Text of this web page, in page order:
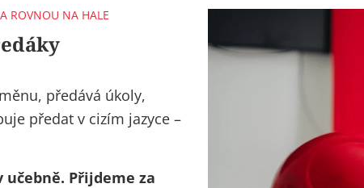
ROVNOU NA HALE
předává úkoly,
předat v cizím jazyce –
učebně. Přijdeme za